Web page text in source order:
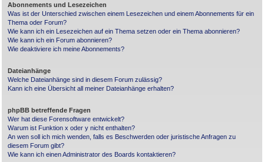
Abonnements und Lesezeichen
Was ist der Unterschied zwischen einem Lesezeichen und einem Abonnements für ein
Thema oder Forum?
Wie kann ich ein Lesezeichen auf ein Thema setzen oder ein Thema abonnieren?
Wie kann ich ein Forum abonnieren?
Wie deaktiviere ich meine Abonnements?
Dateianhänge
Welche Dateianhänge sind in diesem Forum zulässig?
Kann ich eine Übersicht all meiner Dateianhänge erhalten?
phpBB betreffende Fragen
Wer hat diese Forensoftware entwickelt?
Warum ist Funktion x oder y nicht enthalten?
An wen soll ich mich wenden, falls es Beschwerden oder juristische Anfragen zu
diesem Forum gibt?
Wie kann ich einen Administrator des Boards kontaktieren?